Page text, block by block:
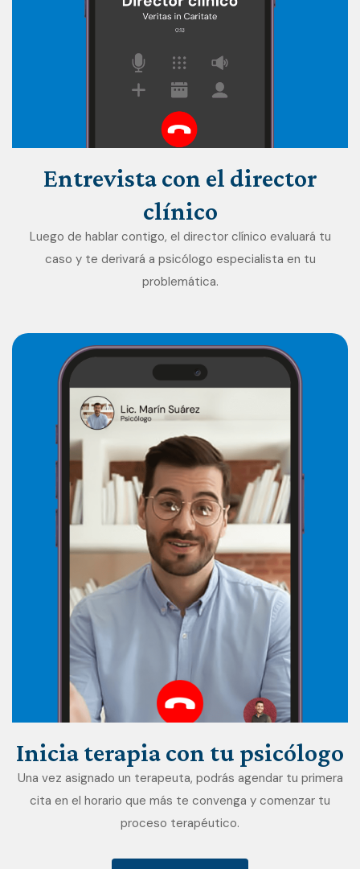
Entrevista con el director
clínico
Luego de hablar contigo, el director clínico evaluará tu
caso y te derivará a psicólogo especialista en tu
problemática.
Iniciaterapiacon tu psicólogo
Una vez asignado un terapeuta, podrás agendar tu primera
cita en el horario que más te convenga y comenzar tu
proceso terapéutico.